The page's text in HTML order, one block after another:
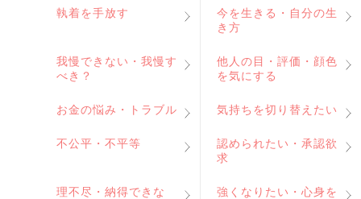
執着を手放す
今を生きる・自分の生
き方
我慢できない・我慢す
べき？
他人の目・評価・顔色
を気にする
お金の悩み・トラブル 気持ちを切り替えたい
不公平・不平等
認められたい・承認欲
求
理不尽・納得できな
強くなりたい・心身を